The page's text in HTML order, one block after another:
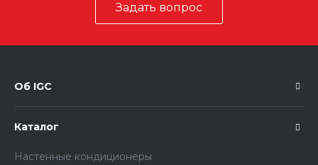
Задать вопрос
Об IGC
Каталог
Настенные кондиционеры